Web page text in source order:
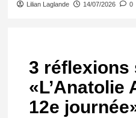
Lilian Laglande 14/07/2026 0
3 réflexions
«L’Anatolie
12e journée